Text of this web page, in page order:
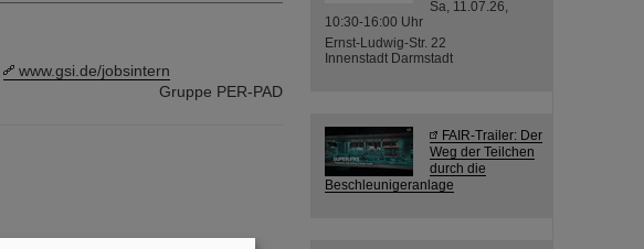
www.gsi.de/jobsintern
Gruppe PER-PAD
Sa, 11.07.26,
10:30-16:00 Uhr
Ernst-Ludwig-Str. 22
Innenstadt Darmstadt
FAIR-Trailer: Der
Weg der Teilchen
durch die
Beschleunigeranlage